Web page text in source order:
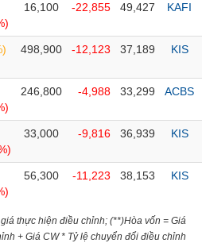
16,100 -22,855 49,427 KAFI
498,900 -12,123 37,189 KIS
246,800 -4,988 33,299 ACBS
33,000 -9,816 36,939 KIS
56,300 -11,223 38,153 KIS
thực hiện điều chỉnh; (**)Hòa vốn = Giá
+ Giá CW * Tỷ lệ chuyển đổi điều chỉnh